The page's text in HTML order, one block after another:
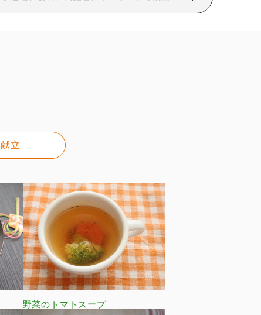
献立
野菜のトマトスープ